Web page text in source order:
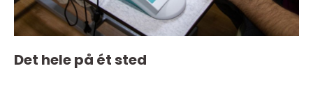
Det hele på ét sted